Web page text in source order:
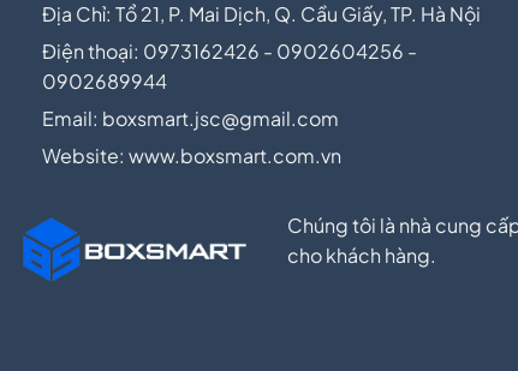
Địa Chỉ: Tổ 21, P. Mai Dịch, Q. Cầu Giấy, TP. Hà Nội
Điện thoại: 0973162426 - 0902604256 -
0902689944
Email: boxsmart.jsc@gmail.com
Website: www.boxsmart.com.vn
Chúng tôi là nhà cung
cho khách hàng.